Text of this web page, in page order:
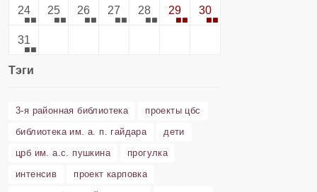
24 25 26 27 28 29 30
31
Тэги
3-я районная библиотека
проекты цбс
библиотека им. а. п. гайдара
дети
црб им. а.с. пушкина
прогулка
интенсив
проект карповка